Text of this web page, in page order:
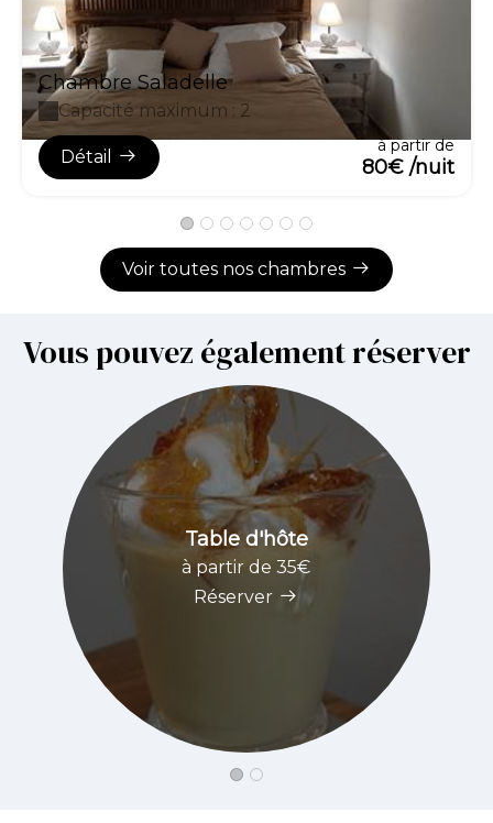
Chambre Saladelle
Capacité maximum : 2
Détail
à partir de
80€ /nuit
Voir toutes nos chambres
Vous pouvez également réserver
Table d'hôte
à partir de 35€
Réserver